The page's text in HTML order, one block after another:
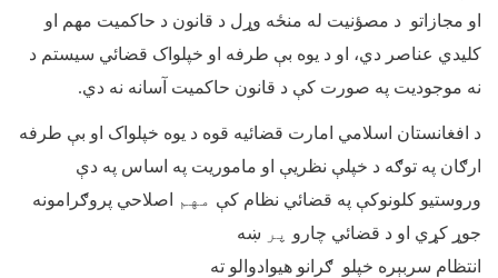
او مجازاتو د مصؤنیت له منځه وړل د قانون د حاکمیت مهم او
کلیدي عناصر دي، او د یوه بې طرفه او خپلواک قضائي سیستم د
نه موجودیت په صورت کې د قانون حاکمیت آسانه نه دي.
د فغانستان اسلامي امارت قضائیه قوه د یوه خپلواک او بې طرفه
ارګان په توګه د خپلې نظر یې او ماموریت په اساس په دې
وروستیو کلونوکې په قضائي نظام کې مهم اصلاحي پروګرامونه
جوړ کړي
او د قضائي چارو پر ښه
انتظام سربېره خپلو ګرانو هیوادوالو ته